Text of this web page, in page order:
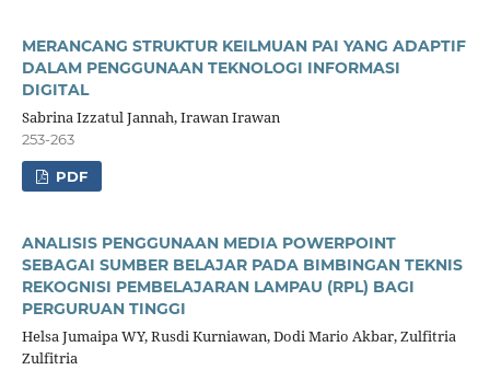
MERANCANG STRUKTUR KEILMUAN PAI YANG ADAPTIF
DALAM PENGGUNAAN TEKNOLOGI INFORMASI
DIGITAL
Sabrina Izzatul Jannah, Irawan Irawan
253-263
PDF
ANALISIS PENGGUNAAN MEDIA POWERPOINT
SEBAGAI SUMBER BELAJAR PADA BIMBINGAN TEKNIS
REKOGNISI PEMBELAJARAN LAMPAU (RPL) BAGI
PERGURUAN TINGGI
Helsa Jumaipa WY, Rusdi Kurniawan, Dodi Mario Akbar, Zulfitria
Zulfitria